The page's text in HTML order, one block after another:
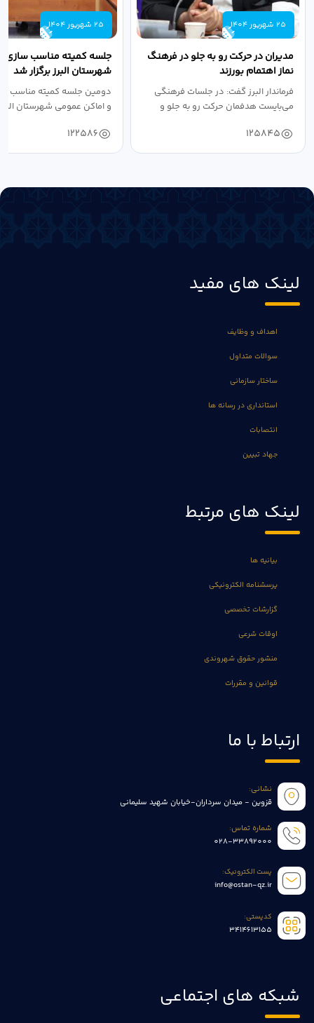
25 شهریور 1404
مدیران در حرکت رو به جلو در فرهنگ
نماز اهتمام بورزند
فرماندار البرز گفت: در جلسات فرهنگی
می‌بایست هدفمان حرکت رو به جلو و
125845
25 شهریور 1404
جلسه کمیته مناسب سازی
شهرستان البرز برگزار شد
دومین جلسه کمیته مناسب
و اماکن عمومی شهرستان
122586
لینک های مفید
اهداف و وظایف
سوالات متداول
ساختار سازمانی
استانداری در رسانه ها
انتصابات
جهاد تبیین
لینک های مرتبط
بیانیه ها
پرسشنامه الکترونیکی
گزارشات تخصصی
اوقات شرعی
منشور حقوق شهروندی
قوانین و مقررات
ارتباط با ما
نشانی:
قزوین - میدان سرداران-خیابان شهید سلیمانی
شماره تماس:
028-33892000
پست الکترونیک:
info@ostan-qz.ir
کدپستی:
3414613155
شبکه های اجتماعی